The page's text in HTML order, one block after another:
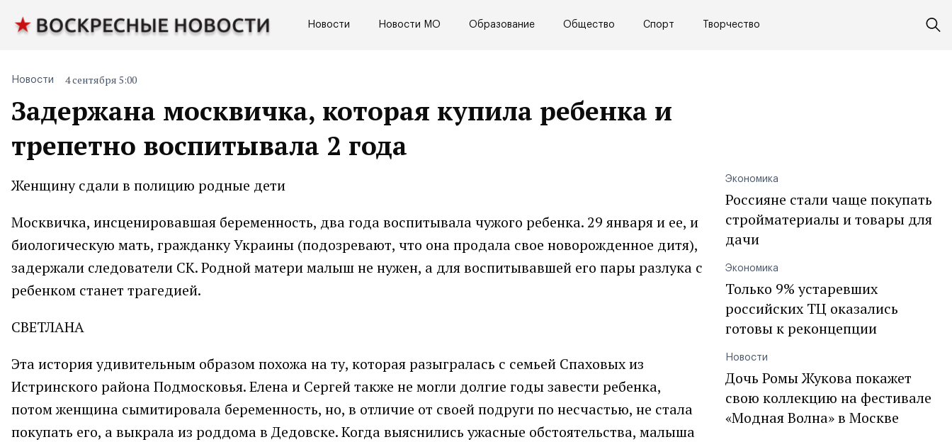
Новости Новости МО Образование Общество Спорт Творчество
Задержана москвичка, которая купила ребенка и
трепетно воспитывала 2 года
Новости 4 сентября 5:00
Женщину сдали в полицию родные дети
Москвичка, инсценировавшая беременность, два года воспитывала чужого ребенка. 29 января и ее, и
биологическую мать, гражданку Украины (подозревают, что она продала свое новорожденное дитя),
задержали следователи СК. Родной матери малыш не нужен, а для воспитывавшей его пары разлука с
ребенком станет трагедией.
СВЕТЛАНА
Эта история удивительным образом похожа на ту, которая разыгралась с семьей Спаховых из
Истринского района Подмосковья. Елена и Сергей также не могли долгие годы завести ребенка,
потом женщина сымитировала беременность, но, в отличие от своей подруги по несчастью, не стала
покупать его, а выкрала из роддома в Дедовске. Когда выяснились ужасные обстоятельства, малыша
Экономика
Россияне стали чаще покупать
стройматериалы и товары для
дачи
Экономика
Только 9% устаревших
российских ТЦ оказались
готовы к реконцепции
Новости
Дочь Ромы Жукова покажет
свою коллекцию на фестивале
«Модная Волна» в Москве